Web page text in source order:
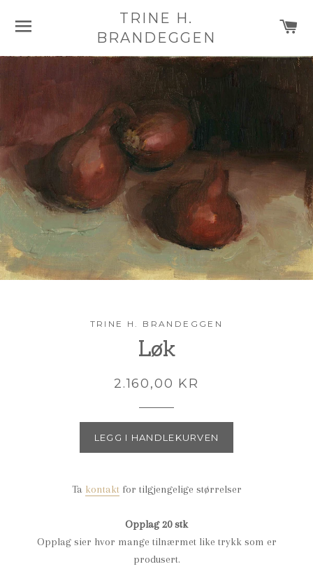
TRINE H.
BRANDEGGEN
TRINE H. BRANDEGGEN
Løk
2.160,00 KR
LEGG I HANDLEKURVEN
Ta kontaktfor tilgjengelige størrelser
Opplag 20 stk
Opplag sier hvor mange tilnærmet like trykk som er
produsert.